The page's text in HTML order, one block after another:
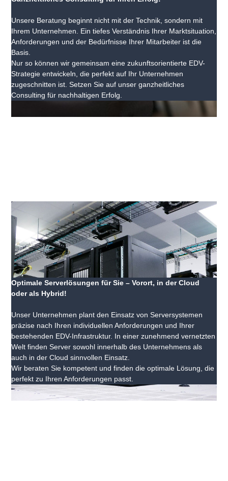
Unsere Beratung beginnt nicht mit der Technik, sondern mit
Ihrem Unternehmen. Ein tiefes Verständnis Ihrer Marktsituation,
Anforderungen und der Bedürfnisse Ihrer Mitarbeiter ist die
Basis.
Nur so können wir gemeinsam eine zukunftsorientierte EDV-
Strategie entwickeln, die perfekt auf Ihr Unternehmen
zugeschnitten ist. Setzen Sie auf unser ganzheitliches
Consulting für nachhaltigen Erfolg.
Optimale Serverlösungen für Sie – Vorort, in der Cloud
oder als Hybrid!
Unser Unternehmen plant den Einsatz von Serversystemen
präzise nach Ihren individuellen Anforderungen und Ihrer
bestehenden EDV-Infrastruktur. In einer zunehmend vernetzten
Welt finden Server sowohl innerhalb des Unternehmens als
auch in der Cloud sinnvollen Einsatz.
Wir beraten Sie kompetent und finden die optimale Lösung, die
perfekt zu Ihren Anforderungen passt.